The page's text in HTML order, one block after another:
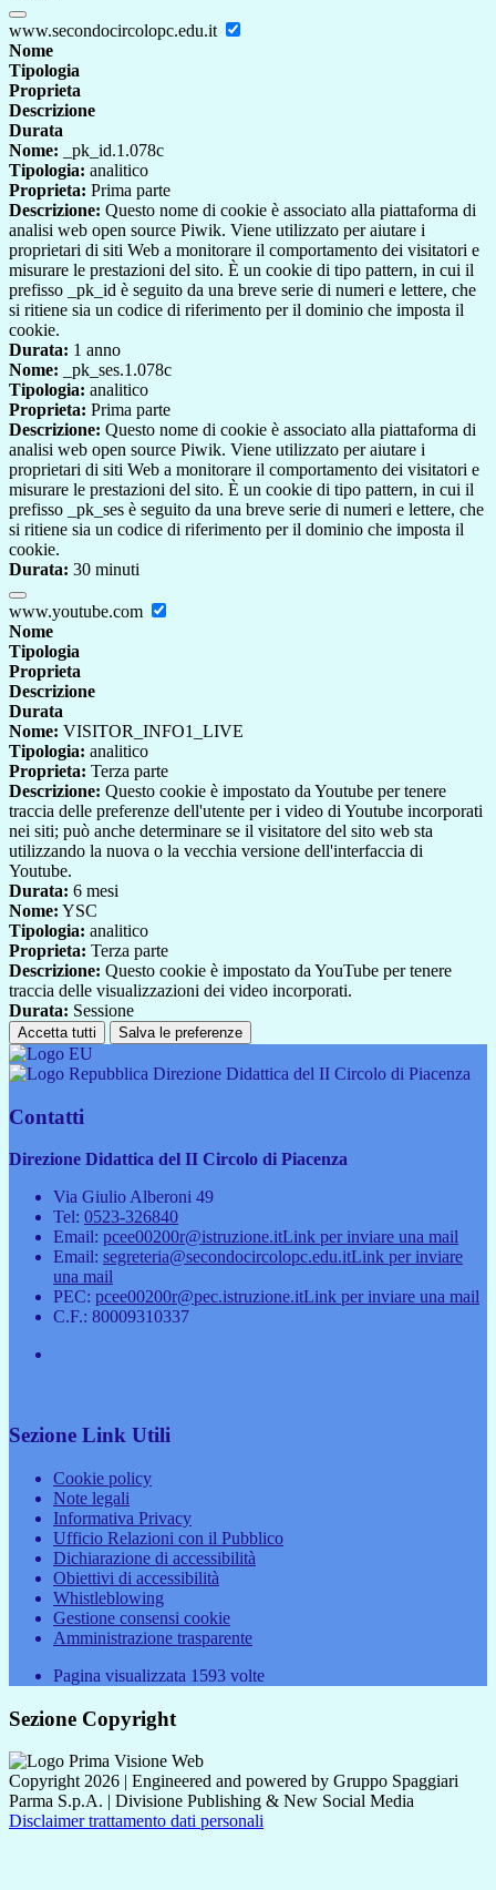
www.secondocircolopc.edu.it
Nome
Tipologia
Proprieta
Descrizione
Durata
Nome: _pk_id.1.078c
Tipologia: analitico
Proprieta: Prima parte
Descrizione: Questo nome di cookie è associato alla piattaforma di
analisi web open source Piwik. Viene utilizzato per aiutare i
proprietari di siti Web a monitorare il comportamento dei visitatori e
misurare le prestazioni del sito. È un cookie di tipo pattern, in cui il
prefisso _pk_id è seguito da una breve serie di numeri e lettere, che
si ritiene sia un codice di riferimento per il dominio che imposta il
cookie.
Durata: 1 anno
Nome: _pk_ses.1.078c
Tipologia: analitico
Proprieta: Prima parte
Descrizione: Questo nome di cookie è associato alla piattaforma di
analisi web open source Piwik. Viene utilizzato per aiutare i
proprietari di siti Web a monitorare il comportamento dei visitatori e
misurare le prestazioni del sito. È un cookie di tipo pattern, in cui il
prefisso _pk_ses è seguito da una breve serie di numeri e lettere, che
si ritiene sia un codice di riferimento per il dominio che imposta il
cookie.
Durata: 30 minuti
www.youtube.com
Nome
Tipologia
Proprieta
Descrizione
Durata
Nome: VISITOR_INFO1_LIVE
Tipologia: analitico
Proprieta: Terza parte
Descrizione: Questo cookie è impostato da Youtube per tenere
traccia delle preferenze dell'utente per i video di Youtube incorporati
nei siti; può anche determinare se il visitatore del sito web sta
utilizzando la nuova o la vecchia versione dell'interfaccia di
Youtube.
Durata: 6 mesi
Nome: YSC
Tipologia: analitico
Proprieta: Terza parte
Descrizione: Questo cookie è impostato da YouTube per tenere
traccia delle visualizzazioni dei video incorporati.
Durata: Sessione
Accetta tutti Salva le preferenze
Direzione Didattica del II Circolo di Piacenza
Contatti
Direzione Didattica del II Circolo di Piacenza
Via Giulio Alberoni 49
Tel: 0523-326840
Email: pcee00200r@istruzione.itLink per inviare una mail
Email: segreteria@secondocircolopc.edu.itLink per inviare
una mail
PEC: pcee00200r@pec.istruzione.itLink per inviare una mail
C.F.: 80009310337
Sezione Link Utili
Cookie policy
Note legali
Informativa Privacy
Ufficio Relazioni con il Pubblico
Dichiarazione di accessibilità
Obiettivi di accessibilità
Whistleblowing
Gestione consensi cookie
Amministrazione trasparente
Pagina visualizzata 1593 volte
Sezione Copyright
Copyright 2026 | Engineered and powered by Gruppo Spaggiari
Parma S.p.A. | Divisione Publishing & New Social Media
Disclaimer trattamento dati personali